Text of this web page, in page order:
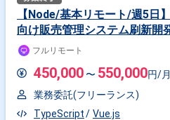
【Node/基本リモート/週5日
向け販売管理システム刷新開
フルリモート
450,000 〜 550,000円/月
業務委託(フリーランス)
TypeScript
Vue.js